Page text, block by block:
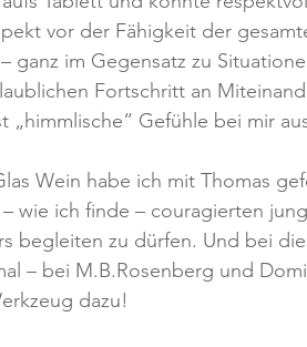
vor der Fähigkeit der
ganz im Gegensatz zu
Fortschritt an
„himmlische“ Gefühle bei mir
Wein habe ich mit Thomas
wie ich finde – couragierten
begleiten zu dürfen. Und bei
– bei M.B.Rosenberg und
dazu!